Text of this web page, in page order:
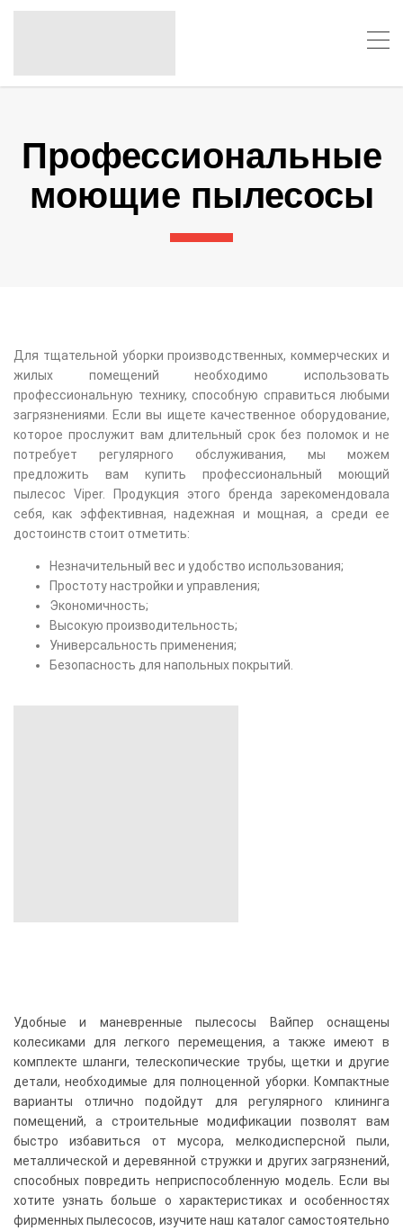
Профессиональные
моющие пылесосы
Для тщательной уборки производственных, коммерческих и
жилых помещений необходимо использовать
профессиональную технику, способную справиться любыми
загрязнениями. Если вы ищете качественное оборудование,
которое прослужит вам длительный срок без поломок и не
потребует регулярного обслуживания, мы можем
предложить вам купить профессиональный моющий
пылесос Viper. Продукция этого бренда зарекомендовала
себя, как эффективная, надежная и мощная, а среди ее
достоинств стоит отметить:
Незначительный вес и удобство использования;
Простоту настройки и управления;
Экономичность;
Высокую производительность;
Универсальность применения;
Безопасность для напольных покрытий.
Удобные и маневренные пылесосы Вайпер оснащены
колесиками для легкого перемещения, а также имеют в
комплекте шланги, телескопические трубы, щетки и другие
детали, необходимые для полноценной уборки. Компактные
варианты отлично подойдут для регулярного клининга
помещений, а строительные модификации позволят вам
быстро избавиться от мусора, мелкодисперсной пыли,
металлической и деревянной стружки и других загрязнений,
способных повредить неприспособленную модель. Если вы
хотите узнать больше о характеристиках и особенностях
фирменных пылесосов, изучите наш каталог самостоятельно